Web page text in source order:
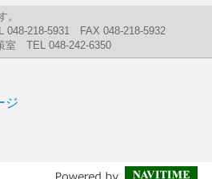
。
218-5931 FAX 048-218-5932
室 TEL 048-242-6350
ジ